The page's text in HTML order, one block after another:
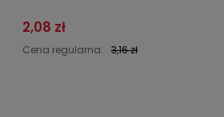
2,08 zł
Cena regularna: 3,16 zł